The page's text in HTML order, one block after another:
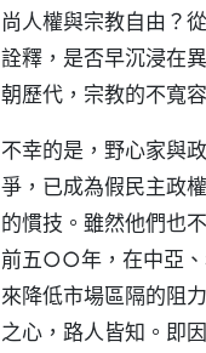
尚人權與宗教自由？
詮釋，是否早沉浸在
朝歷代，宗教的不寬
不幸的是，野心家與
爭，已成為假民主政
的慣技。雖然他們也
前五○○年，在中亞、
來降低市場區隔的阻
之心，路人皆知。即